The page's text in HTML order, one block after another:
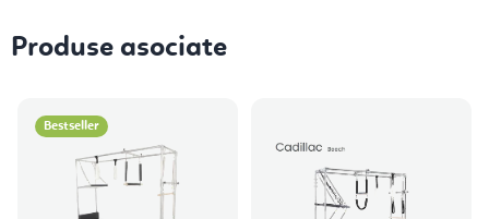
Produse asociate
Bestseller